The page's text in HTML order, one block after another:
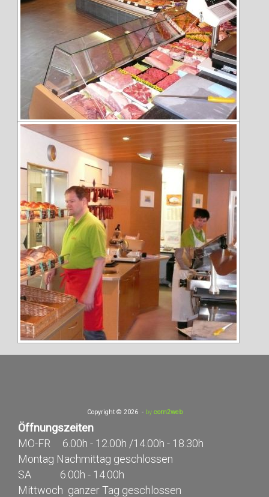
Copyright © 2026 - by com2web
Öffnungszeiten
MO-FR 6.00h - 12.00h /14.00h - 18.30h
Montag Nachmittag geschlossen
SA 6.00h - 14.00h
Mittwoch ganzer Tag geschlossen